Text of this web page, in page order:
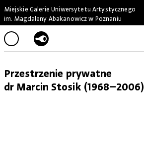
Miejskie Galerie Uniwersytetu Artystycznego
im. Magdaleny Abakanowicz w Poznaniu
Przestrzenie prywatne
dr Marcin Stosik (1968–2006)